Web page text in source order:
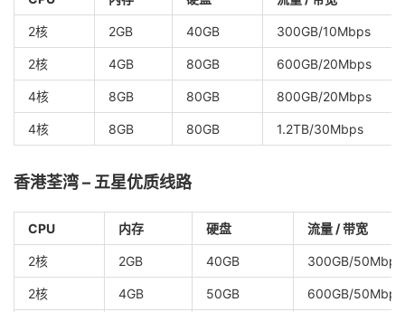
2核 2GB 40GB 300GB/10Mbps
2核 4GB 80GB 600GB/20Mbps
4核 8GB 80GB 800GB/20Mbps
4核 8GB 80GB 1.2TB/30Mbps
香港荃湾 – 五星优质线路
CPU 内存 硬盘 流量 / 带宽
2核 2GB 40GB 300GB/50Mbps
2核 4GB 50GB 600GB/50Mbps